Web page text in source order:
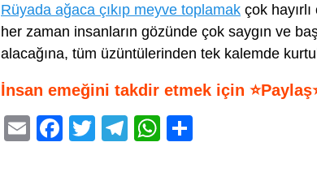
Rüyada ağaca çıkıp meyve toplamak çok
her zaman insanların gözünde çok saygın ve
alacağına, tüm üzüntülerinden tek kalemde
İnsan emeğini takdir etmek için
E
F
T
T
W